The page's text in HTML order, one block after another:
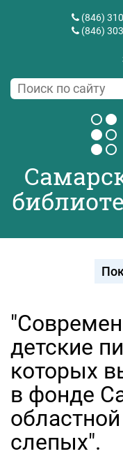
(846)
(846)
детские
которых
в фонде
слепых".